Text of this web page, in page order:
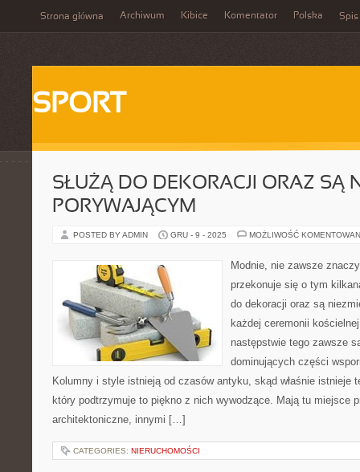
Strona główna Archiwum Kibice Komentator Polska Spis
SPORT
SŁUŻĄ DO DEKORACJI ORAZ SĄ
PORYWAJĄCYM
POSTED BY ADMIN GRU - 9 - 2025 MOŻLIWOŚĆ
Modnie, nie zawsze
przekonuje się o tym
do dekoracji oraz są
każdej ceremonii
następstwie tego zawsze
dominujących części
Kolumny i style istnieją od czasów antyku, skąd właśnie istnieje
który podtrzymuje to piękno z nich wywodzące. Mają tu miejsce
architektoniczne, innymi […]
CATEGORIES: NIERUCHOMOŚCI